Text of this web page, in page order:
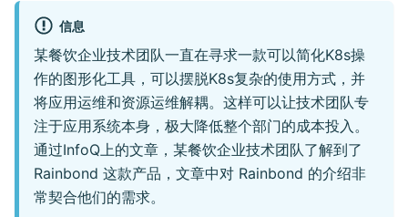
信息
某餐饮企业技术团队一直在寻求一款可以简化K8s操
作的图形化工具，可以摆脱K8s复杂的使用方式，并
将应用运维和资源运维解耦。这样可以让技术团队专
注于应用系统本身，极大降低整个部门的成本投入。
通过InfoQ上的文章，某餐饮企业技术团队了解到了
Rainbond 这款产品，文章中对 Rainbond 的介绍非
常契合他们的需求。